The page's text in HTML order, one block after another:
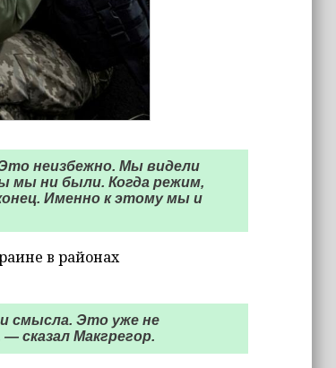
Это неизбежно. Мы видели
мы ни были. Когда режим,
Именно к этому мы и
в районах
смысла. Это уже не
сказал Макгрегор.